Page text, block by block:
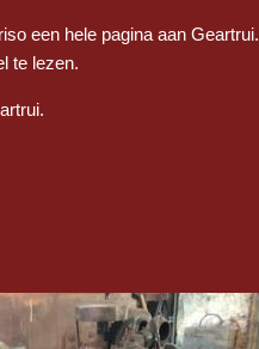
een hele pagina aan Geartrui.
te lezen.